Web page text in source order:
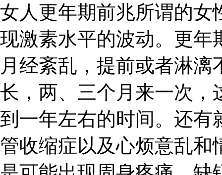
女人更年期前兆所谓的女
现激素水平的波动。更年
月经紊乱，提前或者淋
长，两、三个月来一次，
到一年左右的时间。还有
管收缩症以及心烦意乱和